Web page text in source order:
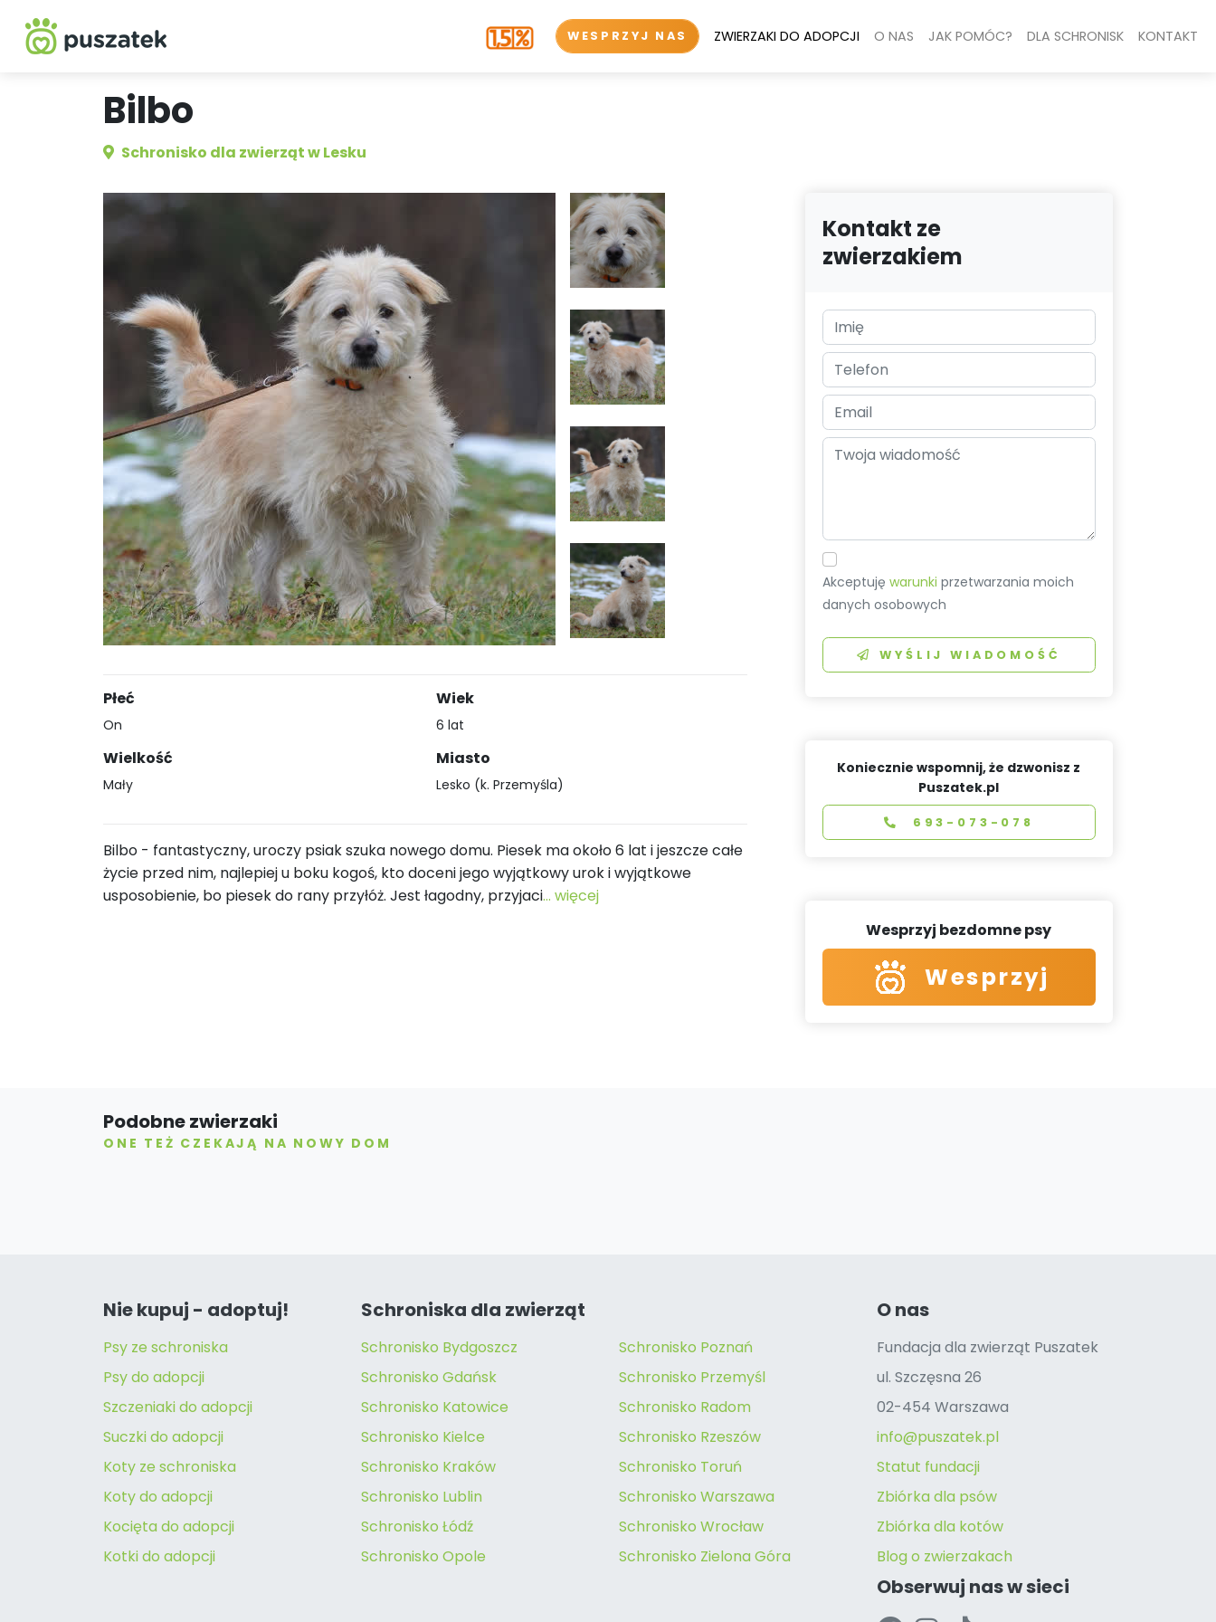
WESPRZYJ NAS ZWIERZAKI DO ADOPCJI O NAS JAK POMÓC? DLA SCHRONISK KONTAKT
Bilbo
Schronisko dla zwierząt w Lesku
Płeć
On
Wielkość
Mały
Wiek
6 lat
Miasto
Lesko (k. Przemyśla)
Bilbo - fantastyczny, uroczy psiak szuka nowego domu. Piesek ma około 6 lat i jeszcze całe
życie przed nim, najlepiej u boku kogoś, kto doceni jego wyjątkowy urok i wyjątkowe
usposobienie, bo piesek do rany przyłóż. Jest łagodny, przyjaci... więcej
Kontakt ze
zwierzakiem
Akceptujęwarunki przetwarzania moich
danych osobowych
WYŚLIJ WIADOMOŚĆ
Koniecznie wspomnij, że dzwonisz z
Puszatek.pl
693-073-078
Wesprzyj bezdomne psy
Wesprzyj
Podobne zwierzaki
ONE TEŻ CZEKAJĄ NA NOWY DOM
Nie kupuj - adoptuj!
Psy ze schroniska
Psy do adopcji
Szczeniaki do adopcji
Suczki do adopcji
Koty ze schroniska
Koty do adopcji
Kocięta do adopcji
Kotki do adopcji
Schroniska dla zwierząt
Schronisko Bydgoszcz
Schronisko Gdańsk
Schronisko Katowice
Schronisko Kielce
Schronisko Kraków
Schronisko Lublin
Schronisko Łódź
Schronisko Opole
Schronisko Poznań
Schronisko Przemyśl
Schronisko Radom
Schronisko Rzeszów
Schronisko Toruń
Schronisko Warszawa
Schronisko Wrocław
Schronisko Zielona Góra
O nas
Fundacja dla zwierząt Puszatek
ul. Szczęsna 26
02-454 Warszawa
info@puszatek.pl
Statut fundacji
Zbiórka dla psów
Zbiórka dla kotów
Blog o zwierzakach
Obserwuj nas w sieci